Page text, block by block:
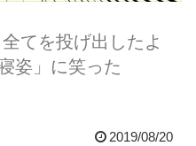
てを投げ出したよ
姿」に笑った
2019/08/20